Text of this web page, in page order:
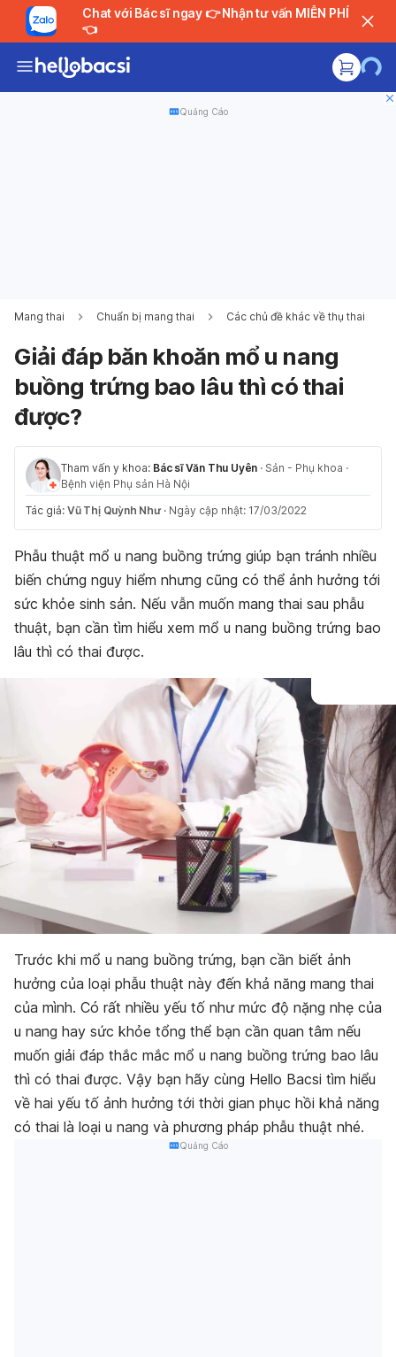
Chat với Bác sĩ ngay 👉 Nhận tư vấn MIỄN PHÍ
👈
Quảng Cáo
Mang thai Chuẩn bị mang thai Các chủ đề khác về thụ thai
Giải đáp băn khoăn mổ u nang
buồng trứng bao lâu thì có thai
được?
Tham vấn y khoa: Bác sĩ Văn Thu Uyên · Sản - Phụ khoa ·
Bệnh viện Phụ sản Hà Nội
Tác giả: Vũ Thị Quỳnh Như · Ngày cập nhật: 17/03/2022
Phẫu thuật mổ u nang buồng trứng giúp bạn tránh nhiều
biến chứng nguy hiểm nhưng cũng có thể ảnh hưởng tới
sức khỏe sinh sản. Nếu vẫn muốn mang thai sau phẫu
thuật, bạn cần tìm hiểu xem mổ u nang buồng trứng bao
lâu thì có thai được.
Trước khi mổ u nang buồng trứng, bạn cần biết ảnh
hưởng của loại phẫu thuật này đến khả năng mang thai
của mình. Có rất nhiều yếu tố như mức độ nặng nhẹ của
u nang hay sức khỏe tổng thể bạn cần quan tâm nếu
muốn giải đáp thắc mắc mổ u nang buồng trứng bao lâu
thì có thai được. Vậy bạn hãy cùng Hello Bacsi tìm hiểu
về hai yếu tố ảnh hưởng tới thời gian phục hồi khả năng
có thai là loại u nang và phương pháp phẫu thuật nhé.
Quảng Cáo